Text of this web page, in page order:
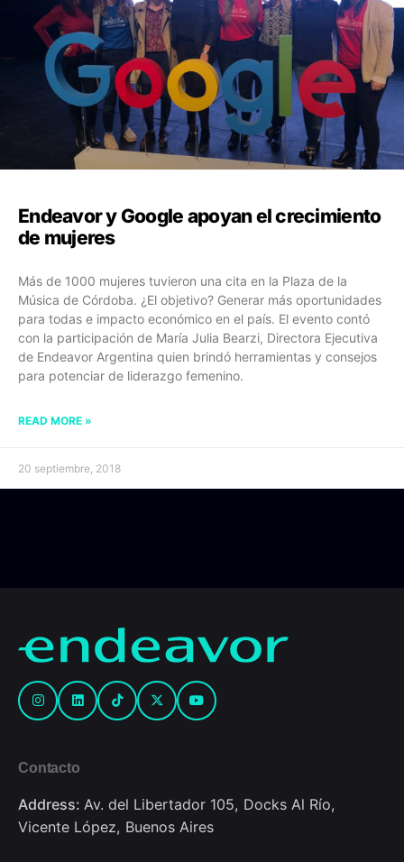
Endeavor y Google apoyan el crecimiento
de mujeres
Más de 1000 mujeres tuvieron una cita en la Plaza de la
Música de Córdoba. ¿El objetivo? Generar más oportunidades
para todas e impacto económico en el país. El evento contó
con la participación de María Julia Bearzi, Directora Ejecutiva
de Endeavor Argentina quien brindó herramientas y consejos
para potenciar de liderazgo femenino.
READ MORE »
20 septiembre, 2018
Contacto
Address: Av. del Libertador 105, Docks Al Río,
Vicente López, Buenos Aires